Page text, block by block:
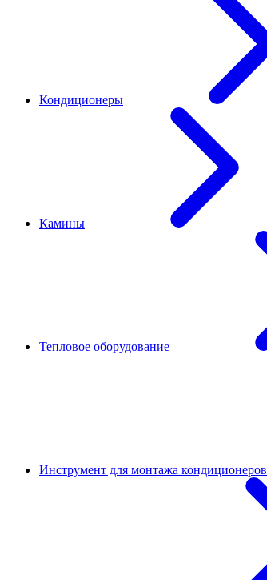
Кондиционеры
Камины
Тепловое оборудование
Инструмент для монтажа кондиционеров